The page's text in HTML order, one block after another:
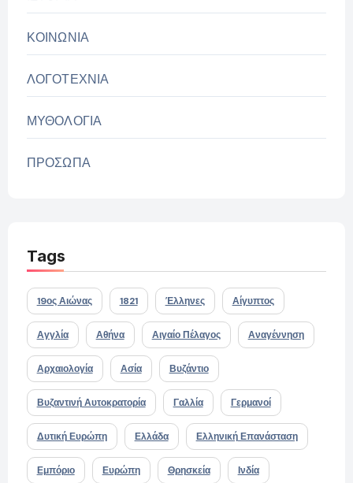
ΚΟΙΝΩΝΙΑ
ΛΟΓΟΤΕΧΝΙΑ
ΜΥΘΟΛΟΓΙΑ
ΠΡΟΣΩΠΑ
Tags
19ος Αιώνας 1821 Έλληνες Αίγυπτος
Αγγλία Αθήνα Αιγαίο Πέλαγος Αναγέννηση
Αρχαιολογία Ασία Βυζάντιο
Βυζαντινή Αυτοκρατορία Γαλλία Γερμανοί
Δυτική Ευρώπη Ελλάδα Ελληνική Επανάσταση
Εμπόριο Ευρώπη Θρησκεία Ινδία